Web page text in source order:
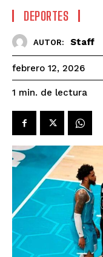
DEPORTES
AUTOR: Staff
febrero 12, 2026
1 min. de lectura